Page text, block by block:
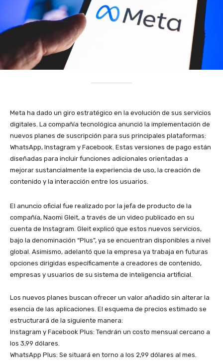
Meta ha dado un giro estratégico en la evolución de sus servicios
digitales. La compañía tecnológica anunció la implementación de
nuevos planes de suscripción para sus principales plataformas:
WhatsApp, Instagram y Facebook. Estas versiones de pago están
diseñadas para incluir funciones adicionales orientadas a
mejorar sustancialmente la experiencia de uso, la creación de
contenido y la interacción entre los usuarios.
​El anuncio oficial fue realizado por la jefa de producto de la
compañía, Naomi Gleit, a través de un video publicado en su
cuenta de Instagram. Gleit explicó que estos nuevos servicios,
bajo la denominación “Plus”, ya se encuentran disponibles a nivel
global. Asimismo, adelantó que la empresa ya trabaja en futuras
opciones dirigidas específicamente a creadores de contenido,
empresas y usuarios de su sistema de inteligencia artificial.
​Los nuevos planes buscan ofrecer un valor añadido sin alterar la
esencia de las aplicaciones. El esquema de precios estimado se
estructurará de la siguiente manera:
​Instagram y Facebook Plus: Tendrán un costo mensual cercano a
los 3,99 dólares.
​WhatsApp Plus: Se situará en torno a los 2,99 dólares al mes.